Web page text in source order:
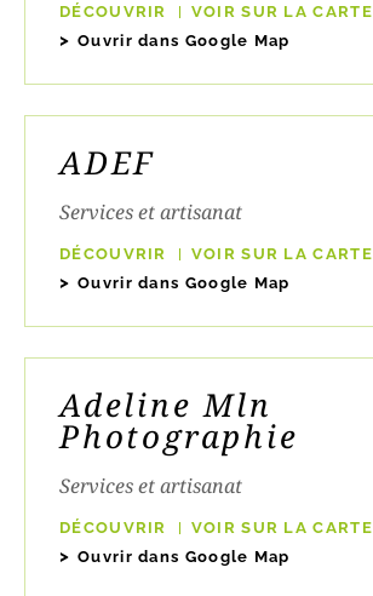
DÉCOUVRIR
VOIR SUR LA CARTE
Ouvrir dans Google Map
ADEF
Services et artisanat
DÉCOUVRIR
VOIR SUR LA CARTE
Ouvrir dans Google Map
Adeline Mln
Photographie
Services et artisanat
DÉCOUVRIR
VOIR SUR LA CARTE
Ouvrir dans Google Map